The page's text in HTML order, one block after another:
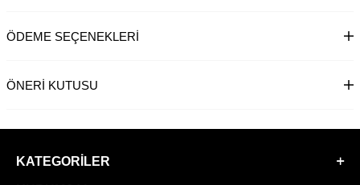
ÖDEME SEÇENEKLERI
ÖNERI KUTUSU
KATEGORILER